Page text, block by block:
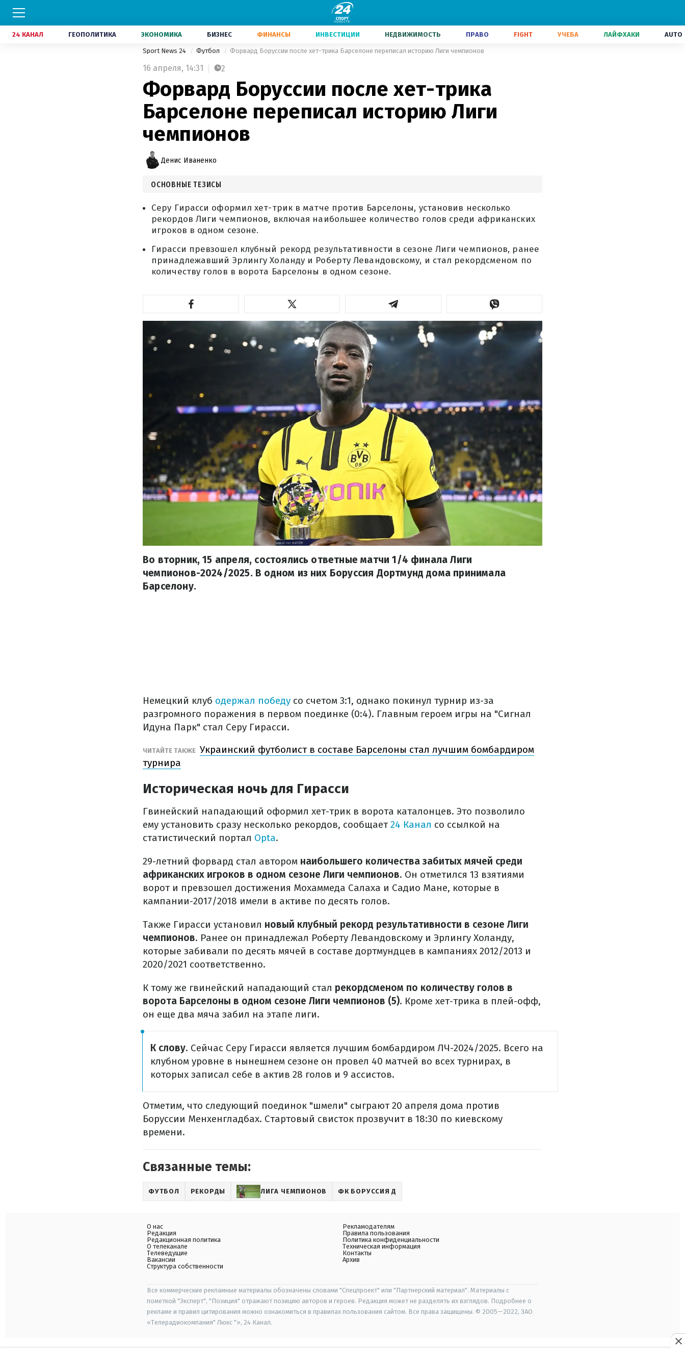
24 КАНАЛ ГЕОПОЛИТИКА ЭКОНОМИКА БИЗНЕС ФИНАНСЫ ИНВЕСТИЦИИ НЕДВИЖИМОСТЬ ПРАВО FIGHT УЧЕБА ЛАЙФХАКИ AUTO
Sport News 24 Футбол Форвард Боруссии после хет-трика Барселоне переписал историю Лиги чемпионов
16 апреля, 14:31 2
Форвард Боруссии после хет-трика
Барселоне переписал историю Лиги
чемпионов
Денис Иваненко
ОСНОВНЫЕ ТЕЗИСЫ
Серу Гирасси оформил хет-трик в матче против Барселоны, установив несколько
рекордов Лиги чемпионов, включая наибольшее количество голов среди африканских
игроков в одном сезоне.
Гирасси превзошел клубный рекорд результативности в сезоне Лиги чемпионов, ранее
принадлежавший Эрлингу Холанду и Роберту Левандовскому, и стал рекордсменом по
количеству голов в ворота Барселоны в одном сезоне.
Во вторник, 15 апреля, состоялись ответные матчи 1/4 финала Лиги
чемпионов-2024/2025. В одном из них Боруссия Дортмунд дома принимала
Барселону.
Немецкий клуб одержал победу со счетом 3:1, однако покинул турнир из-за
разгромного поражения в первом поединке (0:4). Главным героем игры на "Сигнал
Идуна Парк" стал Серу Гирасси.
ЧИТАЙТЕ ТАКЖЕ Украинский футболист в составе Барселоны стал лучшим бомбардиром
турнира
Историческая ночь для Гирасси
Гвинейский нападающий оформил хет-трик в ворота каталонцев. Это позволило
ему установить сразу несколько рекордов, сообщает24 Канал со ссылкой на
статистический портал Opta.
29-летний форвард стал автором наибольшего количества забитых мячей среди
африканских игроков в одном сезоне Лиги чемпионов. Он отметился 13 взятиями
ворот и превзошел достижения Мохаммеда Салаха и Садио Мане, которые в
кампании-2017/2018 имели в активе по десять голов.
Также Гирасси установил новый клубный рекорд результативности в сезоне Лиги
чемпионов. Ранее он принадлежал Роберту Левандовскому и Эрлингу Холанду,
которые забивали по десять мячей в составе дортмундцев в кампаниях 2012/2013 и
2020/2021 соответственно.
К тому же гвинейский нападающий стал рекордсменом по количеству голов в
ворота Барселоны в одном сезоне Лиги чемпионов (5). Кроме хет-трика в плей-офф,
он еще два мяча забил на этапе лиги.
К слову. Сейчас Серу Гирасси является лучшим бомбардиром ЛЧ-2024/2025. Всего на
клубном уровне в нынешнем сезоне он провел 40 матчей во всех турнирах, в
которых записал себе в актив 28 голов и 9 ассистов.
Отметим, что следующий поединок "шмели" сыграют 20 апреля дома против
Боруссии Менхенгладбах. Стартовый свисток прозвучит в 18:30 по киевскому
времени.
Связанные темы:
ФУТБОЛ РЕКОРДЫ ЛИГА ЧЕМПИОНОВ ФК БОРУССИЯ Д
О нас
Редакция
Редакционная политика
О телеканале
Телеведущие
Вакансии
Структура собственности
Рекламодателям
Правила пользования
Политика конфиденциальности
Техническая информация
Контакты
Архив
Все коммерческие рекламные материалы обозначены словами "Спецпроект" или "Партнерский материал". Материалы с
пометкой "Эксперт", "Позиция" отражают позицию авторов и героев. Редакция может не разделять их взглядов. Подробнее о
рекламе и правил цитирования можно ознакомиться в правилах пользования сайтом. Все права защищены. © 2005—2022, ЗАО
«Телерадиокомпания" Люкс "», 24 Канал.